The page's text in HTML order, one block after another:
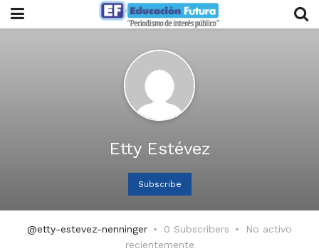
Etty Estévez
Subscribe
@etty-estevez-nenninger 0 Subscribers
No activo
recientemente